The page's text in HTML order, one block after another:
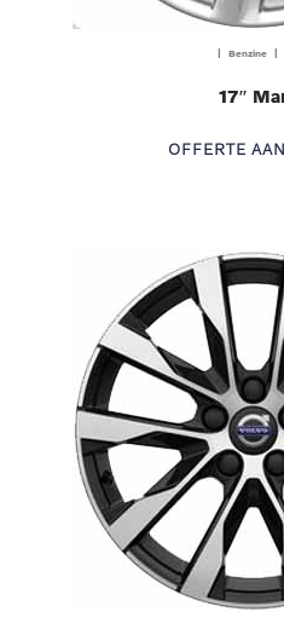
| Benzine |
17″
OFFERTE